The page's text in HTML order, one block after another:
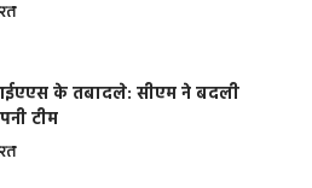
के तबादले: सीएम ने बदली
टीम